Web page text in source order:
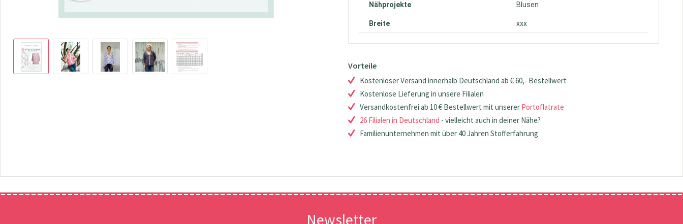
Nähprojekte : Blusen
Breite : xxx
Vorteile
Kostenloser Versand innerhalb Deutschland ab € 60,- Bestellwert
Kostenlose Lieferung in unsere Filialen
Versandkostenfrei ab 10 € Bestellwert mit unserer Portoflatrate
26 Filialen in Deutschland - vielleicht auch in deiner Nähe?
Familienunternehmen mit über 40 Jahren Stofferfahrung
Newsletter